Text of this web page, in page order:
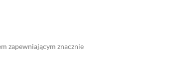
zapewniającym znacznie